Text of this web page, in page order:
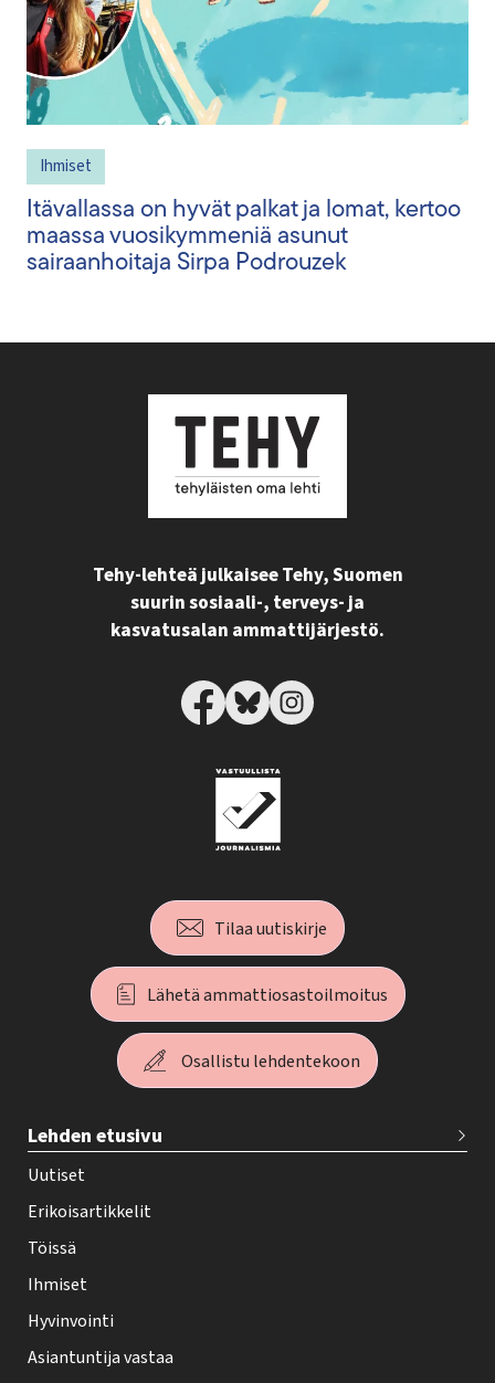
Ihmiset
Itävallassa on hyvät palkat ja lomat, kertoo
maassa vuosikymmeniä asunut
sairaanhoitaja Sirpa Podrouzek
Tehy-lehteä julkaisee Tehy, Suomen
suurin sosiaali-, terveys- ja
kasvatusalan ammattijärjestö.
Tilaa uutiskirje
Lähetä ammattiosastoilmoitus
Osallistu lehdentekoon
e
h
y
-
e
h
t
Lehden etusivu
Uutiset
Erikoisartikkelit
Töissä
Ihmiset
Hyvinvointi
Asiantuntija vastaa